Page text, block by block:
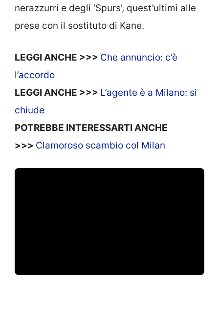
nerazzurri e degli ‘Spurs’, quest’ultimi alle
prese con il sostituto di Kane.
LEGGI ANCHE >>> Che annuncio: c’è
l’accordo
LEGGI ANCHE >>> L’agente è a Milano: si
chiude
POTREBBE INTERESSARTI ANCHE
>>> Clamoroso scambio col Milan